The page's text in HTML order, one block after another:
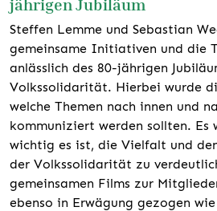
jährigen Jubiläum
Steffen Lemme und Sebastian
gemeinsame Initiativen und die
anlässlich des 80-jährigen
Volkssolidarität. Hierbei wurde
welche Themen nach innen und
kommuniziert werden sollten. Es
wichtig es ist, die Vielfalt und
der Volkssolidarität zu
gemeinsamen Films zur
ebenso in Erwägung gezogen